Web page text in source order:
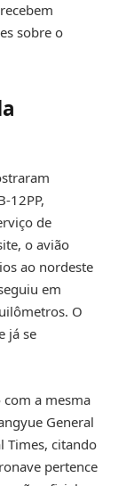
sobre o
12PP,
de
o avião
ao nordeste
em
O
já se
a mesma
General
Times, citando
pertence